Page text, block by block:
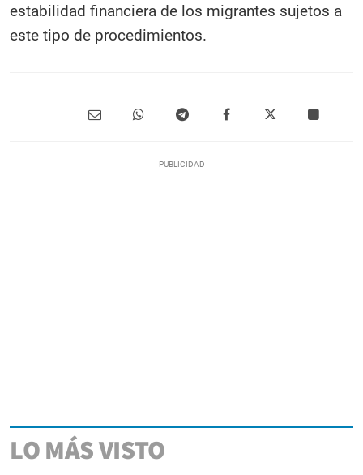
estabilidad financiera de los migrantes sujetos a
este tipo de procedimientos.
LO MÁS VISTO